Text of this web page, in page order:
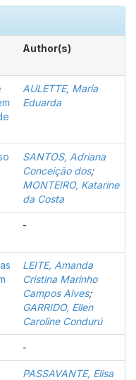
Author(s)
AULETTE, Maria
Eduarda
SANTOS, Adriana
Conceição dos;
MONTEIRO, Katarine
da Costa
-
LEITE, Amanda
Cristina Marinho
Campos Alves;
GARRIDO, Ellen
Caroline Condurú
-
PASSAVANTE, Elisa